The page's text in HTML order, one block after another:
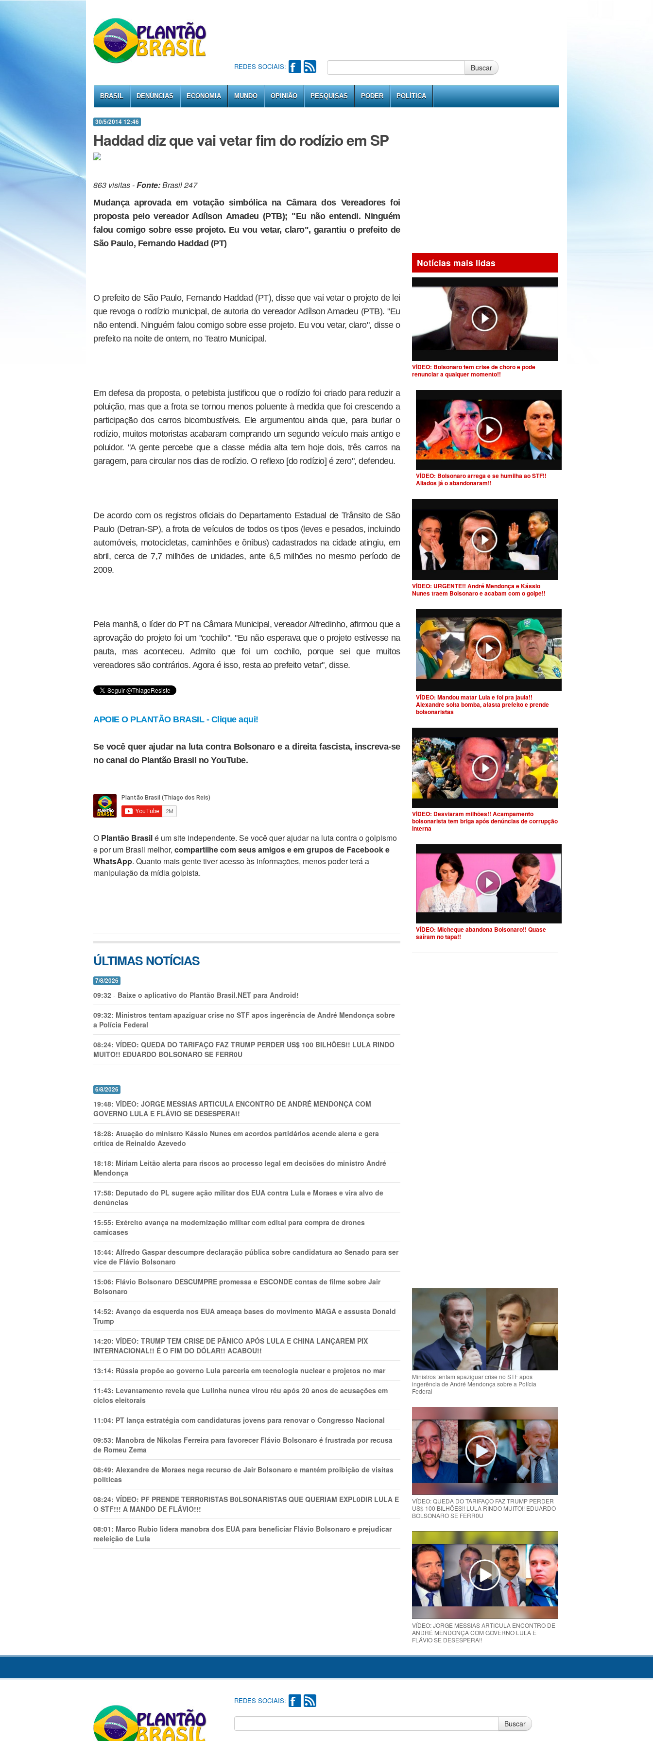
REDES SOCIAIS: Buscar
BRASIL DENÚNCIAS ECONOMIA MUNDO OPINIÃO PESQUISAS PODER POLÍTICA
30/5/2014 12:46
Haddad diz que vai vetar fim do rodízio em SP
863 visitas -Fonte:Brasil 247
Mudança aprovada em votação simbólica na Câmara dos Vereadores foi
proposta pelo vereador Adílson Amadeu (PTB); "Eu não entendi. Ninguém
falou comigo sobre esse projeto. Eu vou vetar, claro", garantiu o prefeito de
São Paulo, Fernando Haddad (PT)
O prefeito de São Paulo, Fernando Haddad (PT), disse que vai vetar o projeto de lei
que revoga o rodízio municipal, de autoria do vereador Adílson Amadeu (PTB). "Eu
não entendi. Ninguém falou comigo sobre esse projeto. Eu vou vetar, claro", disse o
prefeito na noite de ontem, no Teatro Municipal.
Em defesa da proposta, o petebista justificou que o rodízio foi criado para reduzir a
poluição, mas que a frota se tornou menos poluente à medida que foi crescendo a
participação dos carros bicombustíveis. Ele argumentou ainda que, para burlar o
rodízio, muitos motoristas acabaram comprando um segundo veículo mais antigo e
poluidor. "A gente percebe que a classe média alta tem hoje dois, três carros na
garagem, para circular nos dias de rodízio. O reflexo [do rodízio] é zero", defendeu.
De acordo com os registros oficiais do Departamento Estadual de Trânsito de São
Paulo (Detran-SP), a frota de veículos de todos os tipos (leves e pesados, incluindo
automóveis, motocicletas, caminhões e ônibus) cadastrados na cidade atingiu, em
abril, cerca de 7,7 milhões de unidades, ante 6,5 milhões no mesmo período de
2009.
Pela manhã, o líder do PT na Câmara Municipal, vereador Alfredinho, afirmou que a
aprovação do projeto foi um "cochilo". "Eu não esperava que o projeto estivesse na
pauta, mas aconteceu. Admito que foi um cochilo, porque sei que muitos
vereadores são contrários. Agora é isso, resta ao prefeito vetar", disse.
APOIE O PLANTÃO BRASIL - Clique aqui!
Se você quer ajudar na luta contra Bolsonaro e a direita fascista, inscreva-se
no canal do Plantão Brasil no YouTube.
O Plantão Brasilé um site independente. Se você quer ajudar na luta contra o golpismo
e por um Brasil melhor, compartilhe com seus amigos e em grupos de Facebook e
WhatsApp. Quanto mais gente tiver acesso às informações, menos poder terá a
manipulação da mídia golpista.
ÚLTIMAS NOTÍCIAS
7/8/2026
09:32 - Baixe o aplicativo do Plantão Brasil.NET para Android!
09:32: Ministros tentam apaziguar crise no STF apos ingerência de André Mendonça sobre
a Polícia Federal
08:24: VÍDEO: QUEDA DO TARIFAÇO FAZ TRUMP PERDER US$ 100 BILHÕES!! LULA RINDO
MUITO!! EDUARDO BOLSONARO SE FERR0U
6/8/2026
19:48: VÍDEO: JORGE MESSIAS ARTICULA ENCONTRO DE ANDRÉ MENDONÇA COM
GOVERNO LULA E FLÁVIO SE DESESPERA!!
18:28: Atuação do ministro Kássio Nunes em acordos partidários acende alerta e gera
crítica de Reinaldo Azevedo
18:18: Míriam Leitão alerta para riscos ao processo legal em decisões do ministro André
Mendonça
17:58: Deputado do PL sugere ação militar dos EUA contra Lula e Moraes e vira alvo de
denúncias
15:55: Exército avança na modernização militar com edital para compra de drones
camicases
15:44: Alfredo Gaspar descumpre declaração pública sobre candidatura ao Senado para ser
vice de Flávio Bolsonaro
15:06: Flávio Bolsonaro DESCUMPRE promessa e ESCONDE contas de filme sobre Jair
Bolsonaro
14:52: Avanço da esquerda nos EUA ameaça bases do movimento MAGA e assusta Donald
Trump
14:20: VÍDEO: TRUMP TEM CRlSE DE PÂNlCO APÓS LULA E CHINA LANÇAREM PIX
INTERNACIONAL!! É O FIM DO DÓLAR!! ACABOU!!
13:14: Rússia propõe ao governo Lula parceria em tecnologia nuclear e projetos no mar
11:43: Levantamento revela que Lulinha nunca virou réu após 20 anos de acusações em
ciclos eleitorais
11:04: PT lança estratégia com candidaturas jovens para renovar o Congresso Nacional
09:53: Manobra de Nikolas Ferreira para favorecer Flávio Bolsonaro é frustrada por recusa
de Romeu Zema
08:49: Alexandre de Moraes nega recurso de Jair Bolsonaro e mantém proibição de visitas
políticas
08:24: VÍDEO: PF PRENDE TERR0RlSTAS B0LSONARlSTAS QUE QUERIAM EXPL0DlR LULA E
O STF!!! A MANDO DE FLÁVIO!!!
08:01: Marco Rubio lidera manobra dos EUA para beneficiar Flávio Bolsonaro e prejudicar
reeleição de Lula
Notícias mais lidas
VÍDEO: Bolsonaro tem crise de choro e pode
renunciar a qualquer momento!!
VÍDEO: Bolsonaro arrega e se humilha ao STF!!
Aliados já o abandonaram!!
VÍDEO: URGENTE!! André Mendonça e Kássio
Nunes traem Bolsonaro e acabam com o golpe!!
VÍDEO: Mandou matar Lula e foi pra jaula!!
Alexandre solta bomba, afasta prefeito e prende
bolsonaristas
VÍDEO: Desviaram milhões!! Acampamento
bolsonarista tem briga após denúncias de corrupção
interna
VÍDEO: Micheque abandona Bolsonaro!! Quase
saíram no tapa!!
Ministros tentam apaziguar crise no STF apos
ingerência de André Mendonça sobre a Polícia
Federal
VÍDEO: QUEDA DO TARIFAÇO FAZ TRUMP PERDER
US$ 100 BILHÕES!! LULA RINDO MUITO!! EDUARDO
BOLSONARO SE FERR0U
VÍDEO: JORGE MESSIAS ARTICULA ENCONTRO DE
ANDRÉ MENDONÇA COM GOVERNO LULA E
FLÁVIO SE DESESPERA!!
REDES SOCIAIS:
Buscar